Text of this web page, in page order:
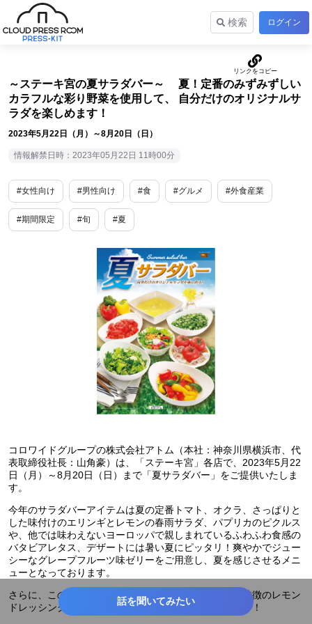
検索 ログイン
～ステーキ宮の夏サラダバー～ 夏！定番のみずみずしい
カラフルな彩り野菜を使用して、 自分だけのオリジナルサ
ラダを楽しめます！
2023年5月22日（月）～8月20日（日）
情報解禁日時：2023年05月22日 11時00分
#女性向け #男性向け #食 #グルメ #外食産業
#期間限定 #旬 #夏
コロワイドグループの株式会社アトム（本社：神奈川県横浜市、代
表取締役社長：山角豪）は、「ステーキ宮」各店で、2023年5月22
日（月）～8月20日（日）まで「夏サラダバー」をご提供いたしま
す。
今年のサラダバーアイテムは夏の定番トマト、オクラ、さっぱりと
した味付けのエリンギとレモンの春雨サラダ、パプリカのピクルス
や、他では味わえないヨーロッパで親しまれているふわふわ食感の
バタビアレタス、デザートには暑い夏にピッタリ！爽やかでジュー
シーなグレープフルーツ味ゼリーをご用意し、夏を感じさせるメニ
ューとなっております。
さらに、この期間限定でレモンのスッキリとした味が特徴のレモン
ドレッシングは柑橘系の香りで夏野菜にとても合います！
話を聞いてみたい